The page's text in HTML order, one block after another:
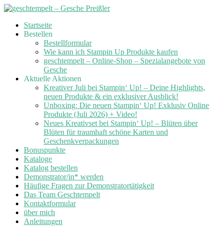
Skip
Startseite
Bestellen
Bestellformular
Wie kann ich Stampin Up Produkte kaufen
geschtempelt – Online-Shop – Spezialangebote von
Gesche
Aktuelle Aktionen
Kreativer Juli bei Stampin‘ Up! – Deine Highlights,
neuen Produkte & ein exklusiver Ausblick!
Unboxing: Die neuen Stampin‘ Up! Exklusiv Online
Produkte (Juli 2026) + Video!
Neues Kreativset bei Stampin‘ Up! – Blüten über
Blüten für traumhaft schöne Karten und
Geschenkverpackungen
Bonuspunkte
Kataloge
Katalog bestellen
Demonstrator/in* werden
Häufige Fragen zur Demonstratortätigkeit
Das Team Geschtempelt
Kontaktformular
über mich
Anleitungen